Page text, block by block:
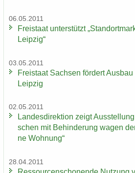
06.05.2011
Frei­staat un­ter­stützt
Leip­zig“
03.05.2011
Frei­staat Sach­sen för­dert
Leip­zig
02.05.2011
Lan­des­di­rek­ti­on zeigt
schen mit Be­hin­de­rung wagen
ne Woh­nung“
28.04.2011